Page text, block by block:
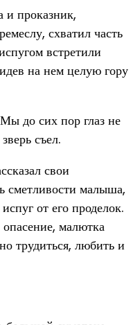
проказник,
схватил часть
встретили
на нем целую гору
до сих пор глаз не
съел.
свои
сметливости малыша,
от его проделок.
малютка
трудиться, любить и